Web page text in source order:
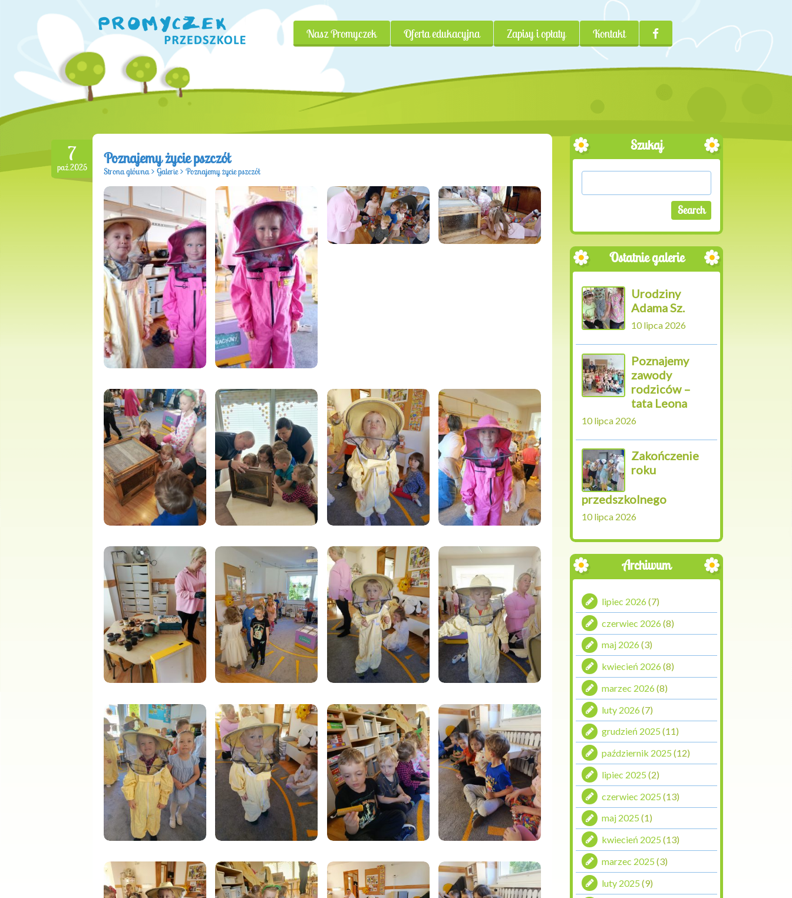
Nasz Promyczek Oferta edukacyjna Zapisy i opłaty Kontakt
7
paź.2025
Poznajemy życie pszczół
Strona główna > Galerie > Poznajemy życie pszczół
Szukaj
Ostatnie galerie
Urodziny
Adama Sz.
10 lipca 2026
Poznajemy
zawody
rodziców –
tata Leona
10 lipca 2026
Zakończenie
roku
przedszkolnego
10 lipca 2026
Archiwum
lipiec 2026(7)
czerwiec 2026(8)
maj 2026(3)
kwiecień 2026(8)
marzec 2026(8)
luty 2026(7)
grudzień 2025 (11)
październik 2025 (12)
lipiec 2025 (2)
czerwiec 2025 (13)
maj 2025 (1)
kwiecień 2025 (13)
marzec 2025 (3)
luty 2025 (9)